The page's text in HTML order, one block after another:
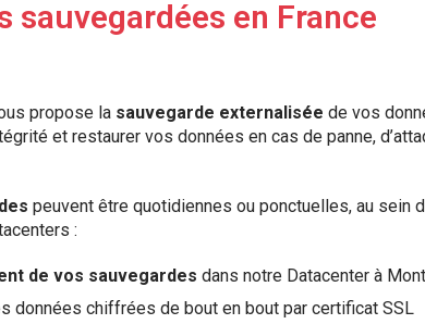
sauvegardées en France
propose la sauvegarde externalisée de vos
et restaurer vos données en cas de panne,
peuvent être quotidiennes ou ponctuelles, au sein
:
de vos sauvegardes dans notre Datacenter à
données chiffrées de bout en bout par certificat SSL